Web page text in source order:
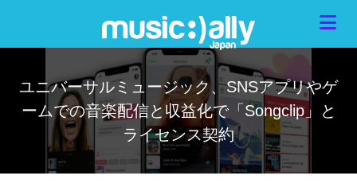
ユニバーサルミュージック、SNSアプリやゲ
ームでの音楽配信と収益化で「Songclip」と
ライセンス契約